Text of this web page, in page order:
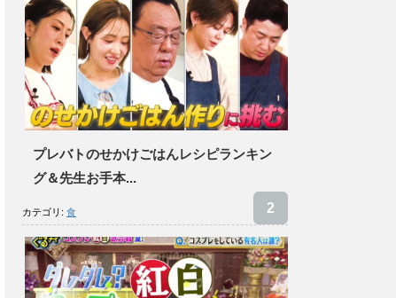
プレバトのせかけごはんレシピランキン
グ＆先生お手本...
カテゴリ: 食